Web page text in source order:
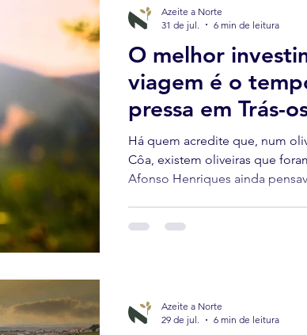
O melhor
viagem é o
pressa em Trás-
Há quem acredite que, num
Côa, existem oliveiras que
Afonso Henriques ainda
Azeite a Norte
31 de jul.
6 min de leitura
Azeite a Norte
29 de jul.
6 min de leitura